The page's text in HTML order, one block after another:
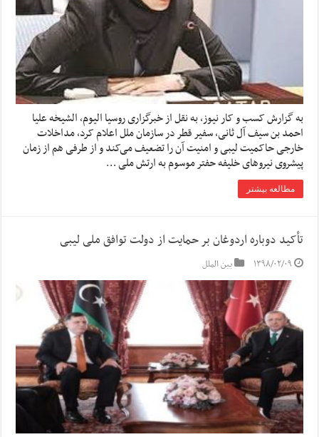
به گزارش کسب و کار نیوز، به نقل از خبرگزاری روسیا الیوم، الشیخه علیا
احمد بن سیف آل ثانی، سفیر قطر در سازمان ملل اعلام کرد، مداخلات
خارجی حاکمیت لیبی و امنیت آن را تضعیف می‌کند و از طرفی هم از زمان
پیشروی نیروهای خلیفه حفتر موسوم به ارتش ملی …
مطالعه بیشتر
تأکید دوباره اردوغان بر حمایت از دولت توافق ملی لیبی
۱۳۹۸/۰۲/۰۹ بین الملل